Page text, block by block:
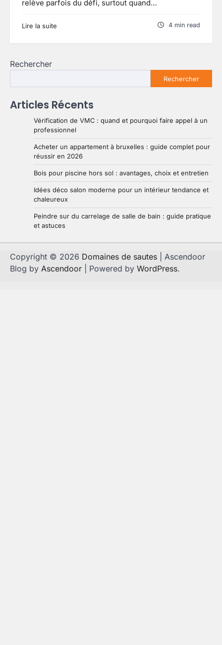
relève parfois du défi, surtout quand…
Lire la suite 4 min read
Rechercher
Rechercher
Articles Récents
Vérification de VMC : quand et pourquoi faire appel à un
professionnel
Acheter un appartement à bruxelles : guide complet pour
réussir en 2026
Bois pour piscine hors sol : avantages, choix et entretien
Idées déco salon moderne pour un intérieur tendance et
chaleureux
Peindre sur du carrelage de salle de bain : guide pratique
et astuces
Copyright © 2026 Domaines de sautes | Ascendoor
Blog by Ascendoor | Powered by WordPress.